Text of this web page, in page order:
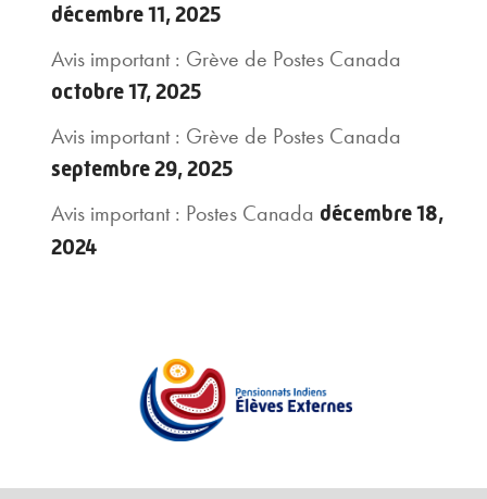
décembre 11, 2025
Avis important : Grève de Postes Canada
octobre 17, 2025
Avis important : Grève de Postes Canada
septembre 29, 2025
Avis important : Postes Canada décembre 18,
2024